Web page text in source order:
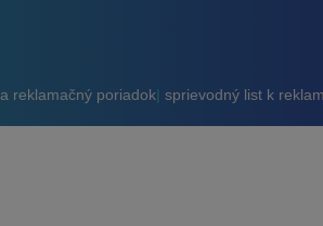
reklamačný poriadok| sprievodný list k